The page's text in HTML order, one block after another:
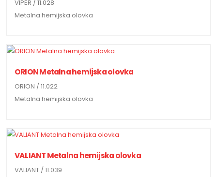
VIPER / 11.028
Metalna hemijska olovka
ORION Metalna hemijska olovka
ORION / 11.022
Metalna hemijska olovka
VALIANT Metalna hemijska olovka
VALIANT / 11.039